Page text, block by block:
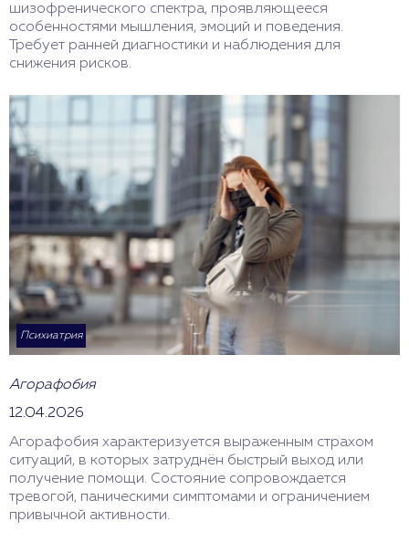
шизофренического спектра, проявляющееся
особенностями мышления, эмоций и поведения.
Требует ранней диагностики и наблюдения для
снижения рисков.
Психиатрия
Агорафобия
12.04.2026
Агорафобия характеризуется выраженным страхом
ситуаций, в которых затруднён быстрый выход или
получение помощи. Состояние сопровождается
тревогой, паническими симптомами и ограничением
привычной активности.